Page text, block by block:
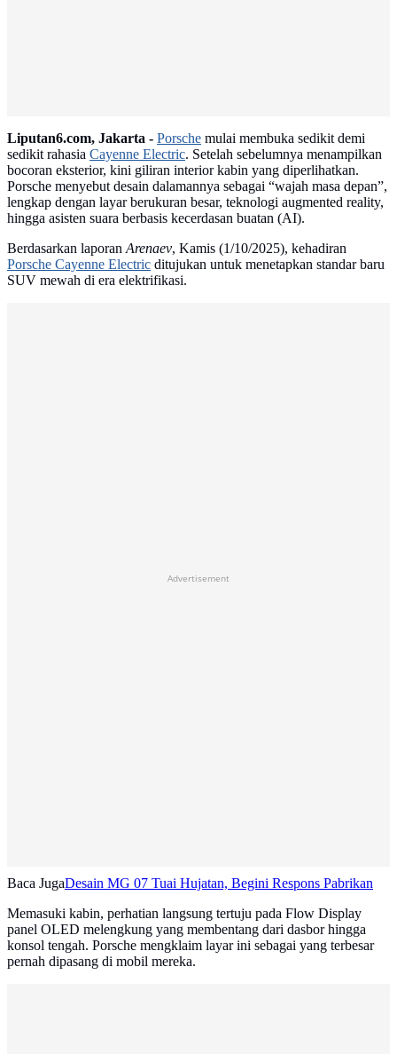
Liputan6.com, Jakarta - Porsche mulai membuka sedikit demi
sedikit rahasia Cayenne Electric. Setelah sebelumnya menampilkan
bocoran eksterior, kini giliran interior kabin yang diperlihatkan.
Porsche menyebut desain dalamannya sebagai “wajah masa depan”,
lengkap dengan layar berukuran besar, teknologi augmented reality,
hingga asisten suara berbasis kecerdasan buatan (AI).
Berdasarkan laporanArenaev, Kamis (1/10/2025), kehadiran
Porsche Cayenne Electric ditujukan untuk menetapkan standar baru
SUV mewah di era elektrifikasi.
Advertisement
Baca JugaDesain MG 07 Tuai Hujatan, Begini Respons Pabrikan
Memasuki kabin, perhatian langsung tertuju pada Flow Display
panel OLED melengkung yang membentang dari dasbor hingga
konsol tengah. Porsche mengklaim layar ini sebagai yang terbesar
pernah dipasang di mobil mereka.